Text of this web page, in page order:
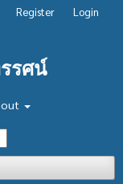
รศน์
Register Login